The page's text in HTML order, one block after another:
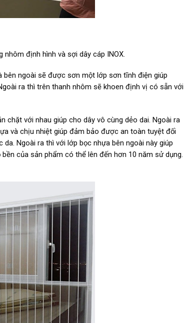
định hình và sợi dây cáp INOX.
ngoài sẽ được sơn một lớp sơn tĩnh điện giúp
ra thì trên thanh nhôm sẽ khoen định vị có sẵn với
chặt với nhau giúp cho dây vô cùng dẻo dai. Ngoài ra
và chịu nhiệt giúp đảm bảo được an toàn tuyệt đối
Ngoài ra thì với lớp bọc nhựa bên ngoài này giúp
của sản phẩm có thể lên đến hơn 10 năm sử dụng.